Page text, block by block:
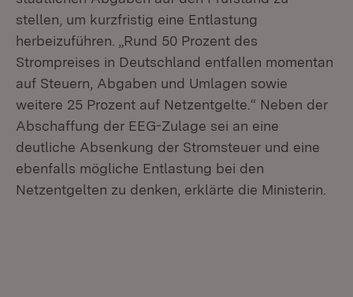
stellen, um kurzfristig eine Entlastung
herbeizuführen. „Rund 50 Prozent des
Strompreises in Deutschland entfallen momentan
auf Steuern, Abgaben und Umlagen sowie
weitere 25 Prozent auf Netzentgelte.“ Neben der
Abschaffung der EEG-Zulage sei an eine
deutliche Absenkung der Stromsteuer und eine
ebenfalls mögliche Entlastung bei den
Netzentgelten zu denken, erklärte die Ministerin.